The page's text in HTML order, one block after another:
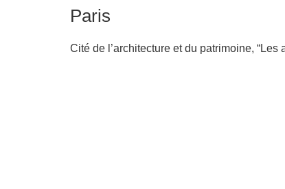
Paris
Cité de l’architecture et du patrimoine,